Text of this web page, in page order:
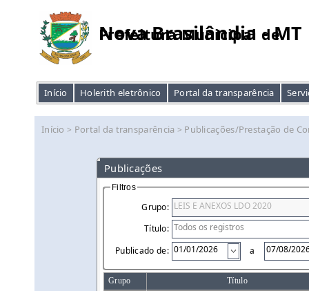
Prefeitura Municipal de
Nova Brasilândia - MT
Início Holerith eletrônico Portal da transparência
Início > Portal da transparência > Publicações/Prestação de
Publicações
Filtros
Grupo:
Título:
Publicado de:
a
Grupo Título